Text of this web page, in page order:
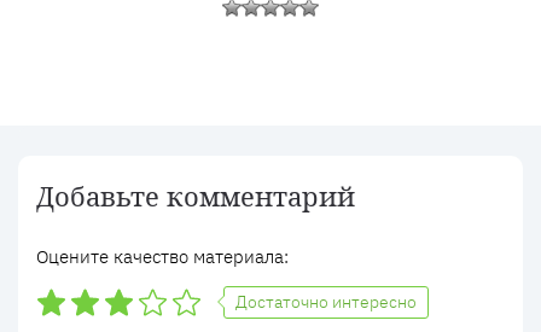
Добавьте комментарий
Оцените качество материала:
Достаточно интересно